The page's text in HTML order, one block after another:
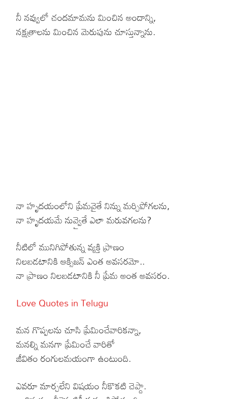
నీ నవ్వులో చందమామను మించిన అందాన్ని,
నక్షత్రాలను మించిన మెరుపును చూస్తున్నాను.
నా హృదయంలోని ప్రేమవైతే నిన్ను మర్చిపోగలను,
నా హృదయమే నువ్వైతే ఎలా మరువగలను?
నీటిలో మునిగిపోతున్న వ్యక్తి ప్రాణం
నిలబడటానికి ఆక్సిజన్ ఎంత అవసరమో..
నా ప్రాణం నిలబడటానికి నీ ప్రేమ అంత అవసరం.
Love Quotes in Telugu
మన గొప్పలను చూసి ప్రేమించేవారికన్నా,
మనల్ని మనగా ప్రేమించే వారితో
జీవితం రంగులమయంగా ఉంటుంది.
ఎవరూ మార్చలేని విషయం నీకొకటి చెప్దా.